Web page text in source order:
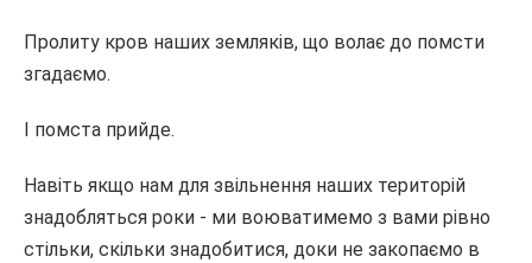
Пролиту кров наших земляків, що волає до помсти
згадаємо.
І помста прийде.
Навіть якщо нам для звільнення наших територій
знадобляться роки - ми воюватимемо з вами рівно
стільки, скільки знадобитися, доки не закопаємо в